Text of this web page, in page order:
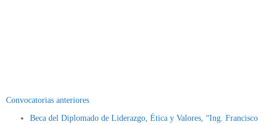
Convocatorias anteriores
Beca del Diplomado de Liderazgo, Ética y Valores, “Ing. Francisco